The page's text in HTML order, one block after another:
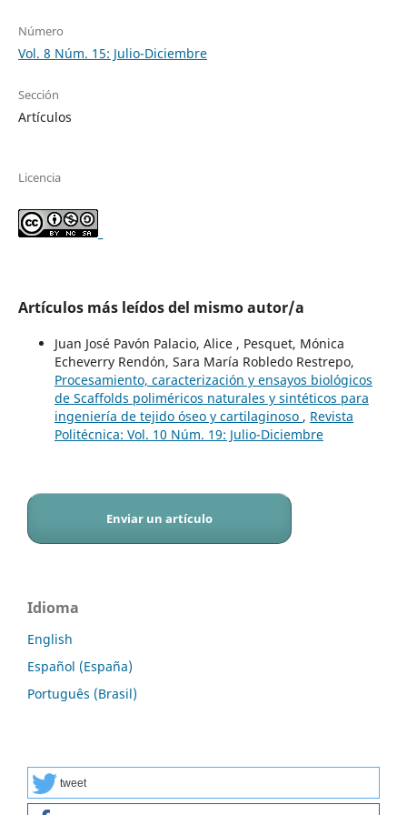
Número
Vol. 8 Núm. 15: Julio-Diciembre
Sección
Artículos
Licencia
_
Artículos más leídos del mismo autor/a
Juan José Pavón Palacio, Alice , Pesquet, Mónica
Echeverry Rendón, Sara María Robledo Restrepo,
Procesamiento, caracterización y ensayos biológicos
de Scaffolds poliméricos naturales y sintéticos para
ingeniería de tejido óseo y cartilaginoso , Revista
Politécnica: Vol. 10 Núm. 19: Julio-Diciembre
Enviar un artículo
Idioma
English
Español (España)
Português (Brasil)
tweet